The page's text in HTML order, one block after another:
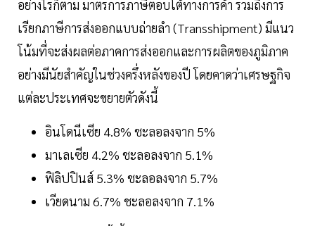
อย่างไรก็ตาม มาตรการภาษีตอบโต้ทางการค้า รวมถึงการ
เรียกภาษีการส่งออกแบบถ่ายลำ (Transshipment) มีแนว
โน้มที่จะส่งผลต่อภาคการส่งออกและการผลิตของภูมิภาค
อย่างมีนัยสำคัญในช่วงครึ่งหลังของปี โดยคาดว่าเศรษฐกิจ
แต่ละประเทศจะขยายตัวดังนี้
อินโดนีเซีย 4.8% ชะลอลงจาก 5%
มาเลเซีย 4.2% ชะลอลงจาก 5.1%
ฟิลิปปินส์ 5.3% ชะลอลงจาก 5.7%
เวียดนาม 6.7% ชะลอลงจาก 7.1%